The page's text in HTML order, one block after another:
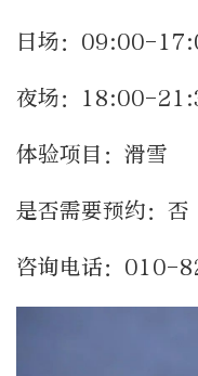
日场：09:00-
夜场：18:00-
体验项目：滑雪
是否需要预约：否
咨询电话：010-